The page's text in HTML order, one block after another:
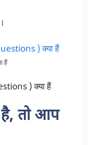
हैं
) क्या हैं
तो आप